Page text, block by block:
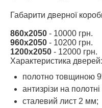
Габарити дверної
860х2050 - 10000 грн.
960х2050 - 10200 грн.
1200х2050 - 12000 грн.
Характеристика дверей:
полотно товщиною
антизрізи на полотні
сталевий лист 2 мм;